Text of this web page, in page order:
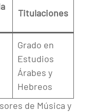
Titulaciones
Grado en
Estudios
Árabes y
Hebreos
de Música y